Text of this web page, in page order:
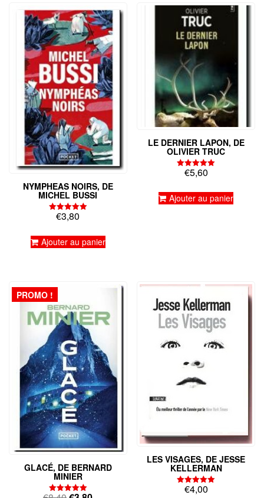
NYMPHEAS NOIRS, DE
MICHEL BUSSI
Note
5.00
€3,80
Ajouter au panier
LE DERNIER LAPON, DE
OLIVIER TRUC
Note
€5,60
Ajouter au panier
PROMO !
GLACÉ, DE BERNARD
MINIER
LES VISAGES, DE JESSE
KELLERMAN
Note
€4,00